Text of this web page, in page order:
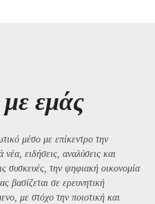
εμάς
μέσο με επίκεντρο την
νέα, ειδήσεις, αναλύσεις και
συσκευές, την ψηφιακή οικονομία
βασίζεται σε ερευνητική
με στόχο την ποιοτική και